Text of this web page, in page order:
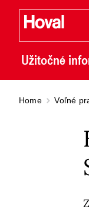
Užitočné
Home Voľné